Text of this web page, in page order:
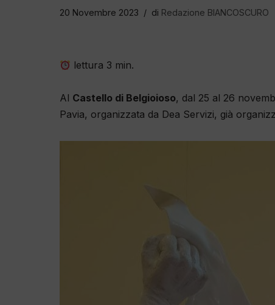
20 Novembre 2023 di Redazione BIANCOSCURO
lettura 3 min.
Al Castello di Belgioioso, dal 25 al 26
Pavia, organizzata da Dea Servizi, già